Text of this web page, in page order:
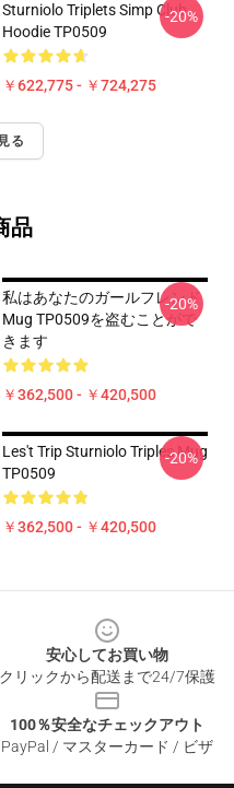
Sturniolo Triplets Simp Club
Hoodie TP0509
￥622,775 - ￥724,275
-20%
る
品
私はあなたのガールフレンド
Mug TP0509を盗むことがで
きます
￥362,500 - ￥420,500
-20%
Les't Trip Sturniolo Triples Mug
TP0509
￥362,500 - ￥420,500
-20%
安心してお買い物
クリックから配送まで24/7保護
100％安全なチェックアウト
PayPal / マスターカード / ビザ